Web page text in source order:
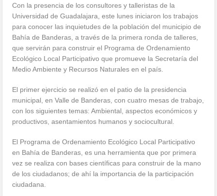
Con la presencia de los consultores y talleristas de la
Universidad de Guadalajara, este lunes iniciaron los trabajos
para conocer las inquietudes de la población del municipio de
Bahía de Banderas, a través de la primera ronda de talleres,
que servirán para construir el Programa de Ordenamiento
Ecológico Local Participativo que promueve la Secretaría del
Medio Ambiente y Recursos Naturales en el país.
El primer ejercicio se realizó en el patio de la presidencia
municipal, en Valle de Banderas, con cuatro mesas de trabajo,
con los siguientes temas: Ambiental, aspectos económicos y
productivos, asentamientos humanos y sociocultural.
El Programa de Ordenamiento Ecológico Local Participativo
en Bahía de Banderas, es una herramienta que por primera
vez se realiza con bases científicas para construir de la mano
de los ciudadanos; de ahí la importancia de la participación
ciudadana.